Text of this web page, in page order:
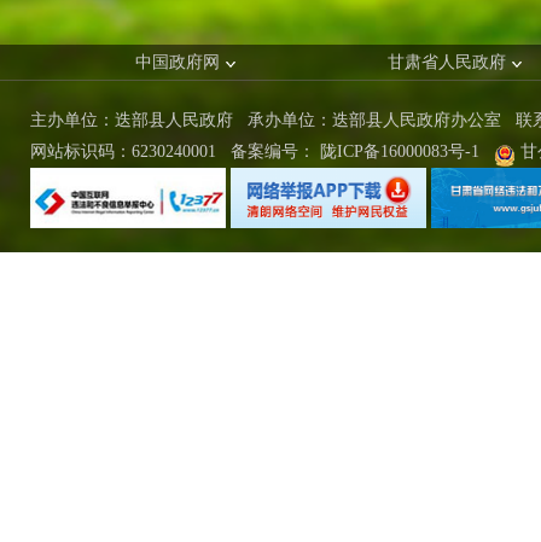
中国政府网 甘肃省人民政府
主办单位：迭部县人民政府 承办单位：迭部县人民政府办公室 联
网站标识码：6230240001
备案编号： 陇ICP备16000083号-1 甘